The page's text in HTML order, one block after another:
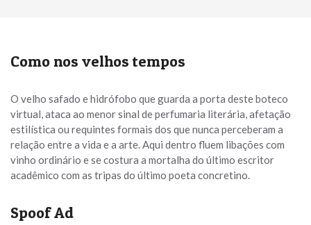
Como nos velhos tempos
O velho safado e hidrófobo que guarda a porta deste boteco
virtual, ataca ao menor sinal de perfumaria literária, afetação
estilística ou requintes formais dos que nunca perceberam a
relação entre a vida e a arte. Aqui dentro fluem libações com
vinho ordinário e se costura a mortalha do último escritor
acadêmico com as tripas do último poeta concretino.
Spoof Ad